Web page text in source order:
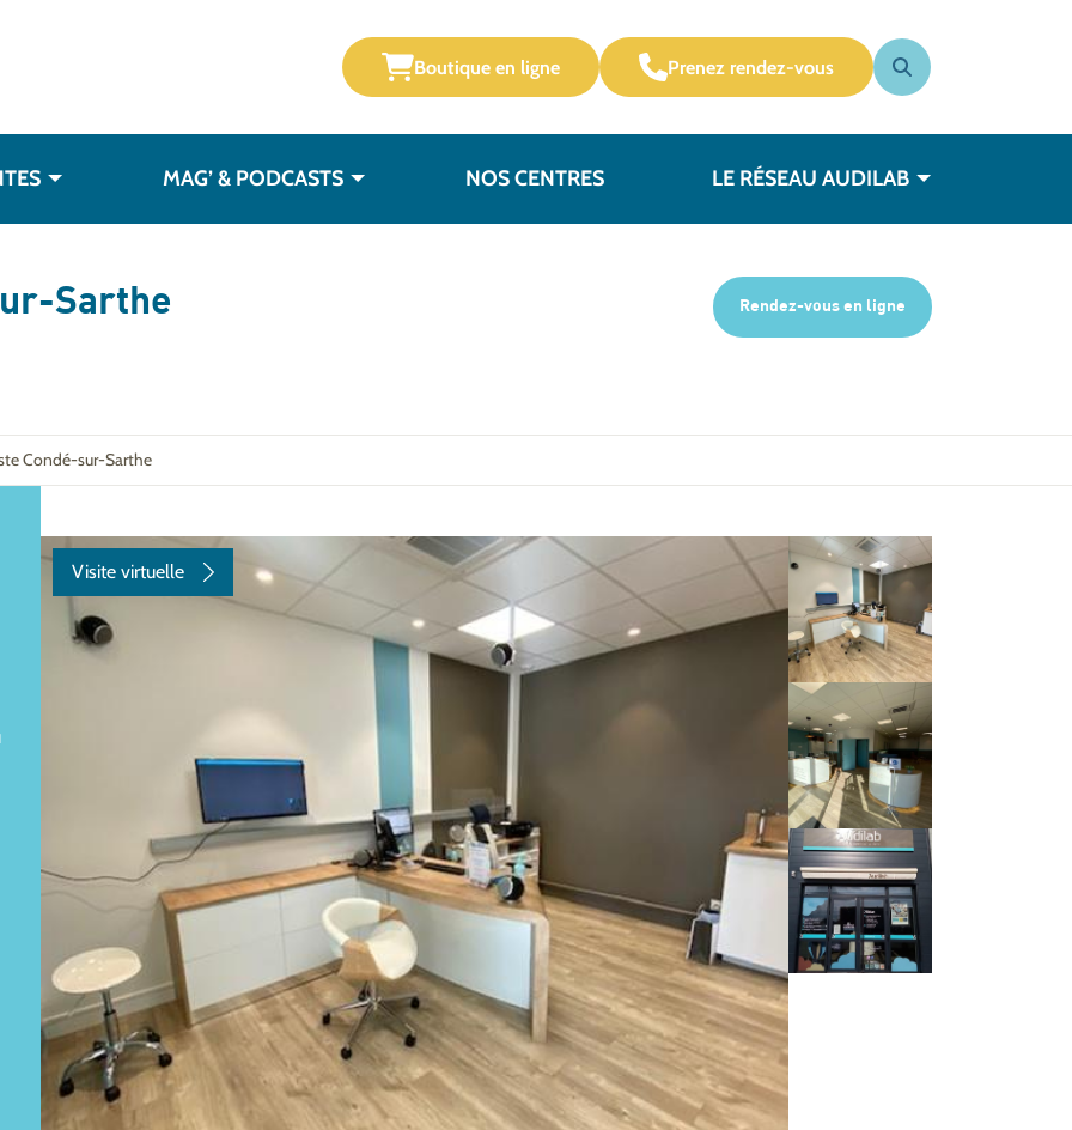
Boutique en ligne Prenez rendez-vous
MAG’ & PODCASTS NOS CENTRES LE RÉSEAU AUDILAB
Sarthe Rendez-vous en ligne
Condé-sur-Sarthe
Visite virtuelle